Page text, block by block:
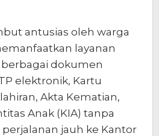
antusias oleh warga
layanan
dokumen
elektronik, Kartu
Akta Kematian,
Anak (KIA) tanpa
jauh ke Kantor